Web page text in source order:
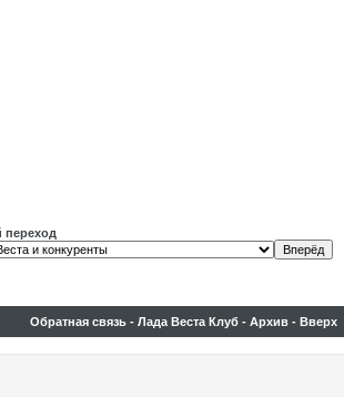
Обратная связь - Лада Веста Клуб - Архив - Вверх